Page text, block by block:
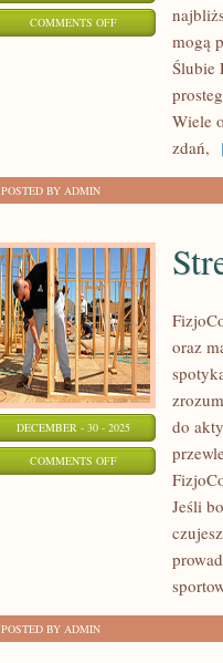
COMMENTS OFFON
ZWIERZAKImogą
Ślubie
Wiele
zdań,
POSTED BY ADMIN
DECEMBER - 30 - 2025
COMMENTS OFFON
STRETCHING
MOBILNOŚĆ
oraz
do
Jeśli
POSTED BY ADMIN